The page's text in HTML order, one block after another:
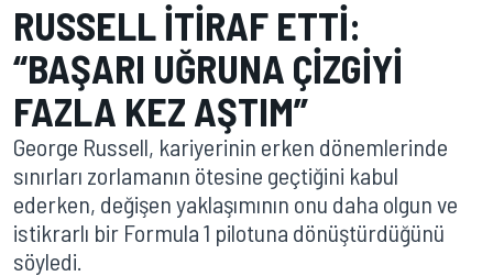
RUSSELL ITIRAF ETTI:
“BAŞARI UĞRUNA ÇIZGIYI
FAZLA KEZ AŞTIM”
George Russell, kariyerinin erken dönemlerinde
sınırları zorlamanın ötesine geçtiğini kabul
ederken, değişen yaklaşımının onu daha olgun ve
istikrarlı bir Formula 1 pilotuna dönüştürdüğünü
söyledi.